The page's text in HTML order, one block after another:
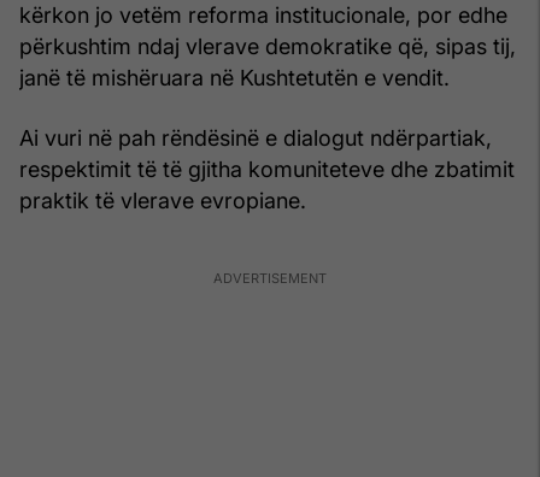
kërkon jo vetëm reforma institucionale, por edhe
përkushtim ndaj vlerave demokratike që, sipas tij,
janë të mishëruara në Kushtetutën e vendit.
Ai vuri në pah rëndësinë e dialogut ndërpartiak,
respektimit të të gjitha komuniteteve dhe zbatimit
praktik të vlerave evropiane.